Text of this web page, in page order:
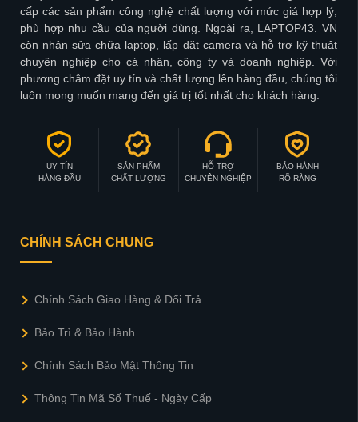
cấp các sản phẩm công nghệ chất lượng với mức giá hợp lý,
phù hợp nhu cầu của người dùng. Ngoài ra, LAPTOP43. VN
còn nhận sửa chữa laptop, lấp đặt camera và hỗ trợ kỹ thuật
chuyên nghiệp cho cá nhân, công ty và doanh nghiệp. Với
phương châm đặt uy tín và chất lượng lên hàng đầu, chúng tôi
luôn mong muốn mang đến giá trị tốt nhất cho khách hàng.
UY TÍN
HÀNG ĐẦU
SẢN PHẨM
CHẤT LƯỢNG
HỖ TRỢ
CHUYÊN NGHIỆP
BẢO HÀNH
RÕ RÀNG
CHÍNH SÁCH CHUNG
Chính Sách Giao Hàng & Đổi Trả
Bảo Trì & Bảo Hành
Chính Sách Bảo Mật Thông Tin
Thông Tin Mã Số Thuế - Ngày Cấp